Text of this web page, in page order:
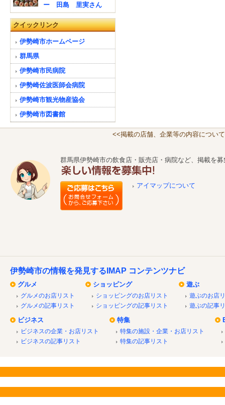
ー 田島 里実さん
クイックリンク
伊勢崎市ホームページ
群馬県
伊勢崎市民病院
伊勢崎佐波医師会病院
伊勢崎市観光物産協会
伊勢崎市図書館
<<掲載の店舗、企業等の内容につい
群馬県伊勢崎市の飲食店・販売店・病院など、掲載を
アイマップについて
伊勢崎市の情報を発見するIMAP コンテンツナビ
グルメ
グルメのお店リスト
グルメの記事リスト
ショッピング
ショッピングのお店リスト
ショッピングの記事リスト
遊ぶ
遊ぶのお店
遊ぶの記事
ビジネス
ビジネスの企業・お店リスト
ビジネスの記事リスト
特集
特集の施設・企業・お店リスト
特集の記事リスト